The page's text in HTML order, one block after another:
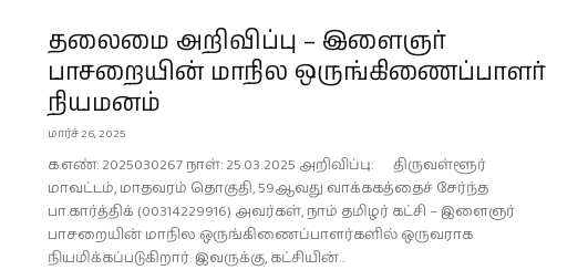
தலைமை அறிவிப்பு – இளைஞர்
பாசறையின் மாநில ஒருங்கிணைப்பாளர்
நியமனம்
மார்ச் 26, 2025
க.எண்: 2025030267 நாள்: 25.03.2025 அறிவிப்பு: திருவள்ளூர்
மாவட்டம், மாதவரம் தொகுதி, 59ஆவது வாக்ககத்தைச் சேர்ந்த
பா.கார்த்திக் (00314229916) அவர்கள், நாம் தமிழர் கட்சி – இளைஞர்
பாசறையின் மாநில ஒருங்கிணைப்பாளர்களில் ஒருவராக
நியமிக்கப்படுகிறார். இவருக்கு, கட்சியின்...